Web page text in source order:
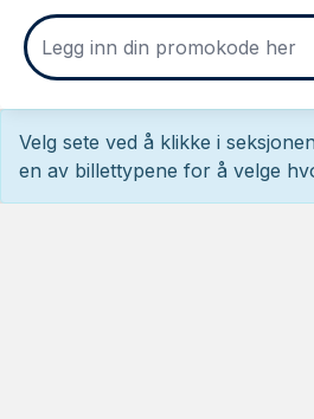
Velg sete ved å klikke i
en av billettypene for å velge